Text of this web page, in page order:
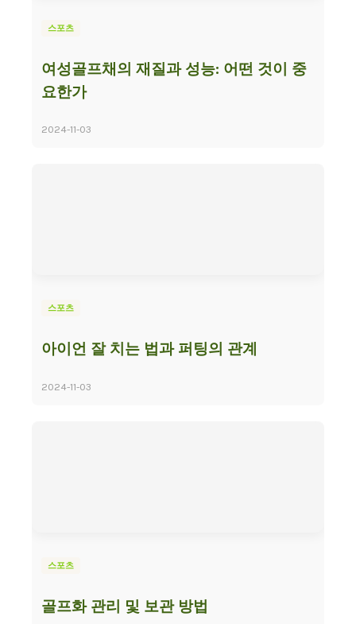
스포츠
여성골프채의 재질과 성능: 어떤 것이 중
요한가
2024-11-03
스포츠
아이언 잘 치는 법과 퍼팅의 관계
2024-11-03
스포츠
골프화 관리 및 보관 방법